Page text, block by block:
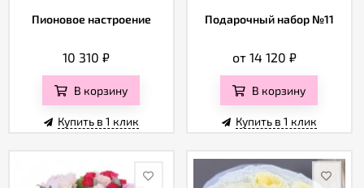
Пионовое настроение
10 310₽
В корзину
Купить в 1 клик
Подарочный набор №11
от 14 120 ₽
В корзину
Купить в 1 клик